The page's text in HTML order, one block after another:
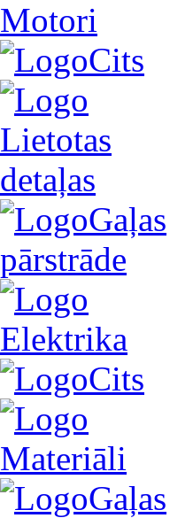
Motori
Cits
Lietotas
detaļas
Gaļas
pārstrāde
Elektrika
Cits
Materiāli
Gaļas